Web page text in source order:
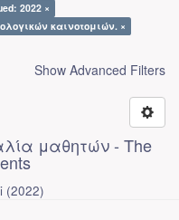
2022 ×
καινοτομιών. ×
Show Advanced Filters
μαθητών - The
(2022)